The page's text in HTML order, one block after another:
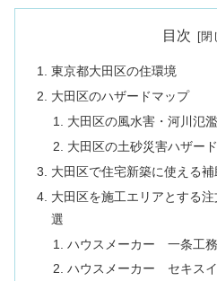
目次
東京都大田区の住環境
大田区のハザードマップ
大田区の風水害・河川氾
大田区の土砂災害ハザー
大田区で住宅新築に使える補
大田区を施工エリアとする
選
ハウスメーカー 一条工
ハウスメーカー セキス